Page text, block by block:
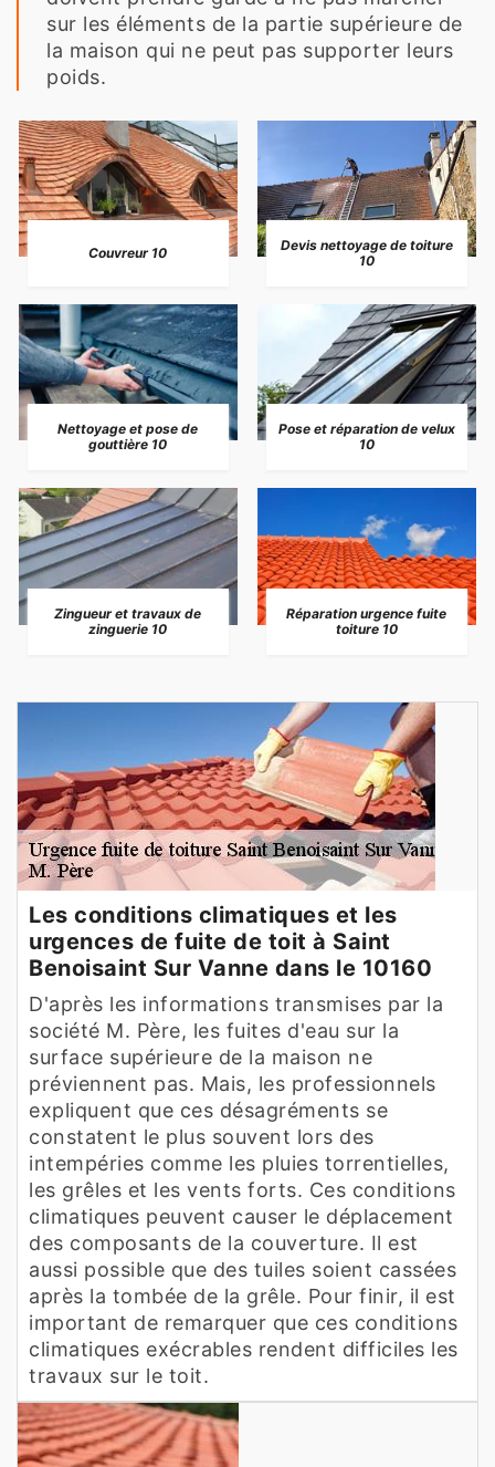
sur les éléments de la partie supérieure de
la maison qui ne peut pas supporter leurs
poids.
Couvreur 10
Devis nettoyage de toiture
10
Nettoyage et pose de
gouttière 10
Pose et réparation de velux
10
Zingueur et travaux de
zinguerie 10
Réparation urgence fuite
toiture 10
Les conditions climatiques et les
urgences de fuite de toit à Saint
Benoisaint Sur Vanne dans le 10160
D'après les informations transmises par la
société M. Père, les fuites d'eau sur la
surface supérieure de la maison ne
préviennent pas. Mais, les professionnels
expliquent que ces désagréments se
constatent le plus souvent lors des
intempéries comme les pluies torrentielles,
les grêles et les vents forts. Ces conditions
climatiques peuvent causer le déplacement
des composants de la couverture. Il est
aussi possible que des tuiles soient cassées
après la tombée de la grêle. Pour finir, il est
important de remarquer que ces conditions
climatiques exécrables rendent difficiles les
travaux sur le toit.